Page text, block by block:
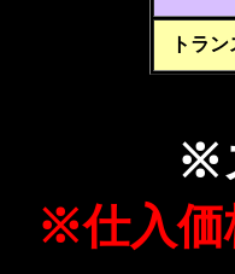
トラ
※
※仕入価